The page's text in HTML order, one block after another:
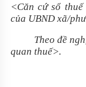
<Căn cứsổ
của UBND xã/
Theo đề nghị
quan thuế>.